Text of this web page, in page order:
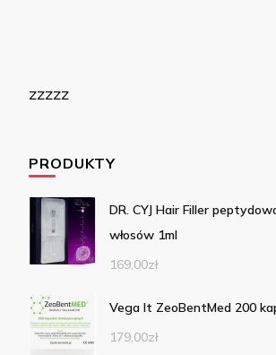
zzzzz
PRODUKTY
DR. CYJ Hair Filler
włosów 1ml
169,00zł
Vega It ZeoBentMed 200
179,00zł